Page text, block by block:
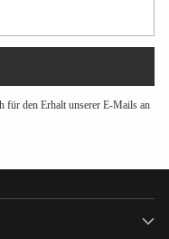
für den Erhalt unserer E-Mails an